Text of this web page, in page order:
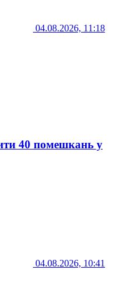
04.08.2026, 11:18
40 помешкань у
04.08.2026, 10:41